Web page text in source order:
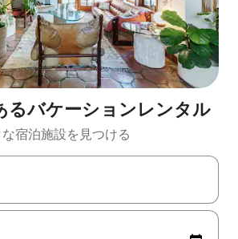
るバケーションレンタル
宿泊施設を見つける
たら、上下の矢印キーを使って移動するか